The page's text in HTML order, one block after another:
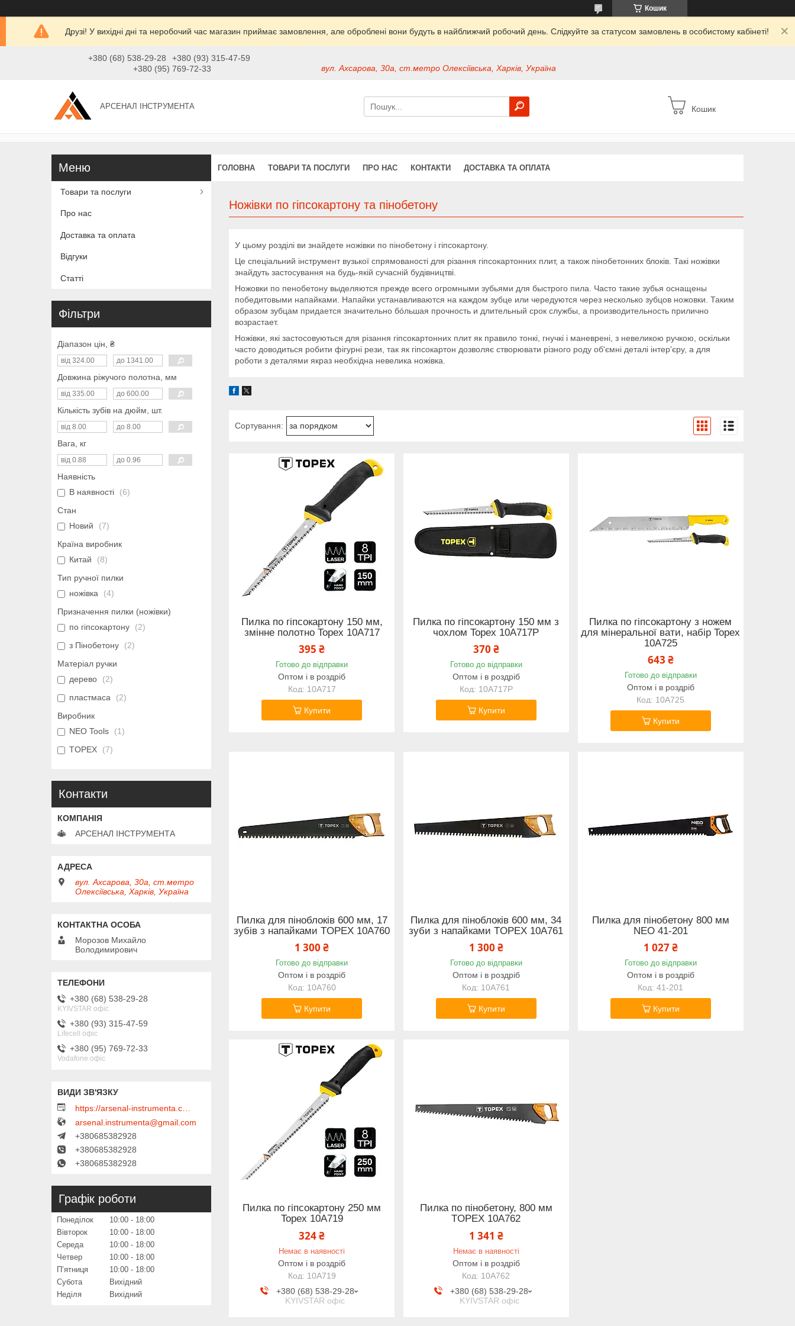
Кошик
Друзі! У вихідні дні та неробочий час магазин приймає замовлення, але оброблені вони будуть в найближчий робочий день. Слідкуйте за статусом замовлень в особистому кабінеті!
+380 (68) 538-29-28
+380 (93) 315-47-59
+380 (95) 769-72-33
вул. Ахсарова, 30а, ст.метро Олексіївська, Харків, Україна
АРСЕНАЛ ІНСТРУМЕНТА Кошик
ГОЛОВНА ТОВАРИ ТА ПОСЛУГИ ПРО НАС КОНТАКТИ ДОСТАВКА ТА ОПЛАТА
Ножівки по гіпсокартону та пінобетону
У цьому розділі ви знайдете ножівки по пінобетону і гіпсокартону.
Це спеціальний інструмент вузької спрямованості для різання гіпсокартонних плит, а також пінобетонних блоків. Такі ножівки
знайдуть застосування на будь-якій сучасній будівництві.
Ножовки по пенобетону выделяются прежде всего огромными зубьями для быстрого пила. Часто такие зубья оснащены
победитовыми напайками. Напайки устанавливаются на каждом зубце или чередуются через несколько зубцов ножовки. Таким
образом зубцам придается значительно бóльшая прочность и длительный срок службы, а производительность прилично
возрастает.
Ножівки, які застосовуються для різання гіпсокартонних плит як правило тонкі, гнучкі і маневрені, з невеликою ручкою, оскільки
часто доводиться робити фігурні рези, так як гіпсокартон дозволяє створювати різного роду об'ємні деталі інтер'єру, а для
роботи з деталями якраз необхідна невелика ножівка.
Пилка по гіпсокартону 150 мм,
змінне полотно Topex 10A717
395 ₴
Готово до відправки
Оптом і в роздріб
10A717
Купити
Пилка по гіпсокартону 150 мм з
чохлом Topex 10A717P
370 ₴
Готово до відправки
Оптом і в роздріб
10A717P
Купити
Пилка по гіпсокартону з ножем
для мінеральної вати, набір Topex
10A725
643 ₴
Готово до відправки
Оптом і в роздріб
10A725
Купити
Пилка для піноблоків 600 мм, 17
зубів з напайками TOPEX 10A760
1 300 ₴
Готово до відправки
Оптом і в роздріб
10A760
Купити
Пилка для піноблоків 600 мм, 34
зуби з напайками TOPEX 10A761
1 300 ₴
Готово до відправки
Оптом і в роздріб
10A761
Купити
Пилка для пінобетону 800 мм
NEO 41-201
1 027 ₴
Готово до відправки
Оптом і в роздріб
41-201
Купити
Пилка по гіпсокартону 250 мм
Topex 10A719
324 ₴
Немає в наявності
Оптом і в роздріб
10A719
+380 (68) 538-29-28
KYIVSTAR офіс
Пилка по пінобетону, 800 мм
TOPEX 10A762
1 341 ₴
Немає в наявності
Оптом і в роздріб
10A762
+380 (68) 538-29-28
KYIVSTAR офіс
Товари та послуги
Про нас
Доставка та оплата
Відгуки
Статті
Фільтри
Діапазон цін, ₴
Довжина ріжучого полотна, мм
Кількість зубів на дюйм, шт.
Вага, кг
Наявність
В наявності
6
Стан
Новий
7
Країна виробник
Китай
8
Тип ручної пилки
ножівка
4
Призначення пилки (ножівки)
по гіпсокартону
2
з Пінобетону
2
Матеріал ручки
дерево
2
пластмаса
2
Виробник
NEO Tools
1
TOPEX
7
Контакти
АРСЕНАЛ ІНСТРУМЕНТА
вул. Ахсарова, 30а, ст.метро
Олексіївська, Харків, Україна
Морозов Михайло
Володимирович
+380 (68) 538-29-28
KYIVSTAR офіс
+380 (93) 315-47-59
Lifecell офіс
+380 (95) 769-72-33
Vodafone офіс
arsenal.instrumenta@gmail.com
+380685382928
+380685382928
+380685382928
Графік роботи
Понеділок 10:00
18:00
Вівторок
10:00
18:00
Середа
10:00
18:00
Четвер
10:00
18:00
Пʼятниця
10:00
18:00
Субота
Вихідний
Неділя
Вихідний